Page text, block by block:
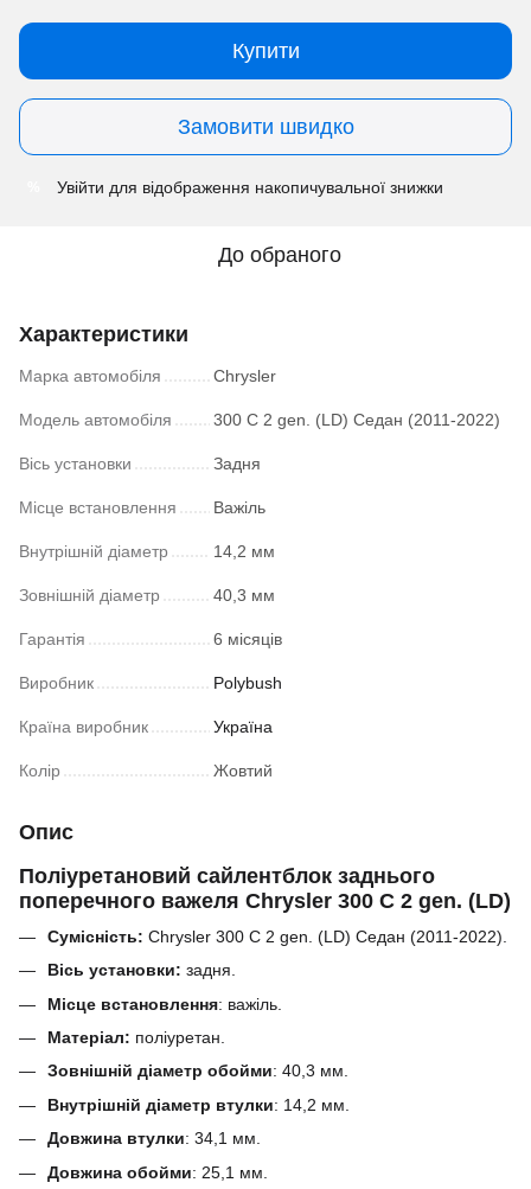
Купити
Замовити швидко
Увійти для відображення накопичувальної знижки
До обраного
Характеристики
Марка автомобіля Chrysler
Модель автомобіля 300 C 2 gen. (LD) Седан (2011-2022)
Вісь установки Задня
Місце встановлення Важіль
Внутрішній діаметр 14,2 мм
Зовнішній діаметр 40,3 мм
Гарантія 6 місяців
Виробник Polybush
Країна виробник Україна
Колір Жовтий
Опис
Поліуретановий сайлентблок заднього
поперечного важеля Chrysler 300 C 2 gen. (LD)
Сумісність: Chrysler 300 C 2 gen. (LD) Седан (2011-2022).
Вісь установки: задня.
Місце встановлення: важіль.
Матеріал: поліуретан.
Зовнішній діаметр обойми: 40,3 мм.
Внутрішній діаметр втулки: 14,2 мм.
Довжина втулки: 34,1 мм.
Довжина обойми: 25,1 мм.